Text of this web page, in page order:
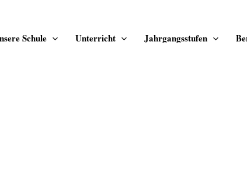
Schule Unterricht Jahrgangsstufen